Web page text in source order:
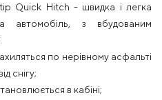
Quick Hitch - швидка і легка
автомобіль, з вбудованим
по нерівному асфальті
снігу;
в кабіні;